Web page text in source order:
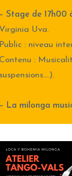
– Stage de 17h00
Virginia Uva.
Public : niveau
Contenu :
suspensions….).
– La milonga